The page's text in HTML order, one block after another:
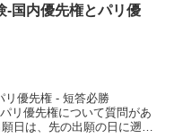
-国内優先権とパリ優
リ優先権 - 短答必勝
リ優先権について質問があ
日は、先の出願の日に遡及